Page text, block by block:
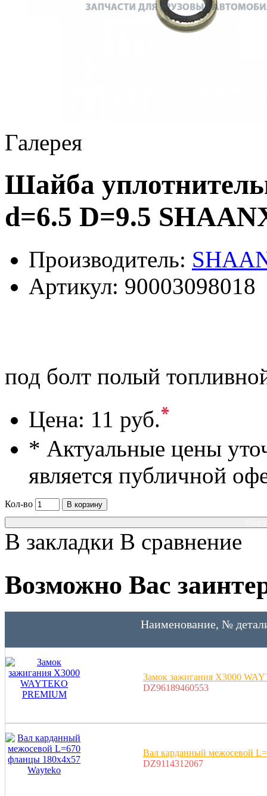
Галерея
Шайба
d=6.5 D=9.5
Производитель:
Артикул: 90003098018
под болт полый
Цена: 11 руб.*
* Актуальные цены
является публичной
Кол-во
В корзину
В закладки В сравнение
Возможно Вас
Наименование, №
Замок зажигания X3000
DZ96189460553
Вал карданный межосевой
DZ9114312067